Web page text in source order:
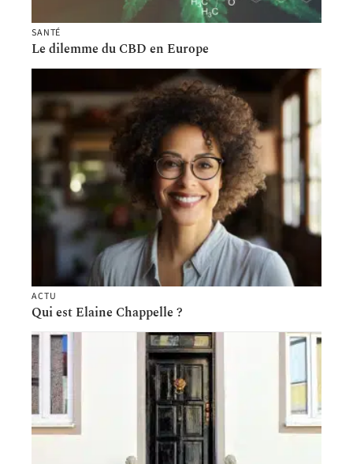
SANTÉ
Le dilemme du CBD en Europe
ACTU
Qui est Elaine Chappelle ?